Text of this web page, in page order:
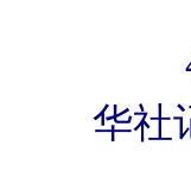
华社